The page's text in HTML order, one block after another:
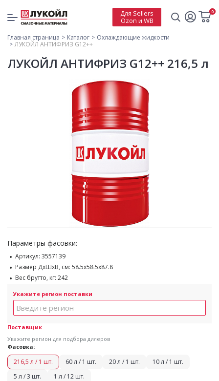
Для Sellers
Ozon и WB
0
Главная страница Каталог
Охлаждающие жидкости
ЛУКОЙЛ АНТИФРИЗ G12++
ЛУКОЙЛ АНТИФРИЗ G12++ 216,5 л
Параметры фасовки:
Артикул: 3557139
Размер ДхШхВ, см: 58.5x58.5x87.8
Вес брутто, кг: 242
Укажите регион поставки
Поставщик
Укажите регион для подбора дилеров
Фасовка:
216,5 л / 1 шт. 60 л / 1 шт. 20 л / 1 шт.
10 л / 1 шт.
5 л / 3 шт.
1 л / 12 шт.